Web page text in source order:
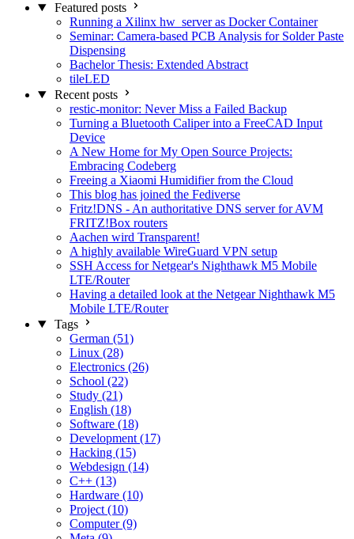
Featured posts
Running a Xilinx hw_server as Docker Container
Seminar: Camera-based PCB Analysis for Solder Paste
Dispensing
Bachelor Thesis: Extended Abstract
tileLED
Recent posts
restic-monitor: Never Miss a Failed Backup
Turning a Bluetooth Caliper into a FreeCAD Input
Device
A New Home for My Open Source Projects:
Embracing Codeberg
Freeing a Xiaomi Humidifier from the Cloud
This blog has joined the Fediverse
Fritz!DNS - An authoritative DNS server for AVM
FRITZ!Box routers
Aachen wird Transparent!
A highly available WireGuard VPN setup
SSH Access for Netgear's Nighthawk M5 Mobile
LTE/Router
Having a detailed look at the Netgear Nighthawk M5
Mobile LTE/Router
Tags
German (51)
Linux (28)
Electronics (26)
School (22)
Study (21)
English (18)
Software (18)
Development (17)
Hacking (15)
Webdesign (14)
C++ (13)
Hardware (10)
Project (10)
Computer (9)